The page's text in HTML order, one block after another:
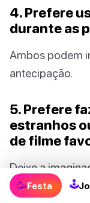
4. Prefere
durante as
Ambos podem
antecipação.
5. Prefere
estranhos
de filme
Deixe a
🥳Festa 🕹